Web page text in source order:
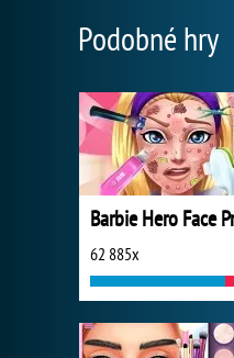
Podobné hry
62 885x